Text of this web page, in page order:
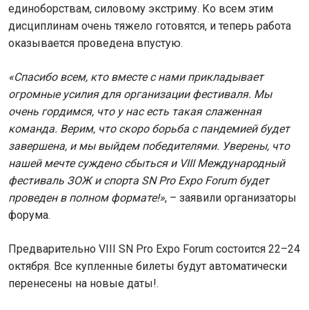
единоборствам, силовому экстриму. Ко всем этим
дисциплинам очень тяжело готовятся, и теперь работа
оказывается проведена впустую.
«Спасибо всем, кто вместе с нами прикладывает
огромные усилия для организации фестиваля. Мы
очень гордимся, что у нас есть такая слаженная
команда. Верим, что скоро борьба с пандемией будет
завершена, и мы выйдем победителями. Уверены, что
нашей мечте суждено сбыться и VIII Международный
фестиваль ЗОЖ и спорта SN Pro Expo Forum будет
проведен в полном формате!», – заявили организаторы
форума.
Предварительно VIII SN Pro Expo Forum состоится 22–24
октября. Все купленные билеты будут автоматически
перенесены на новые даты!.